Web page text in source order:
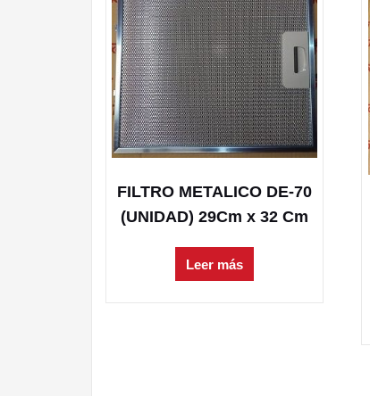
FILTRO METALICO DE-70
(UNIDAD) 29Cm x 32 Cm
Leer más